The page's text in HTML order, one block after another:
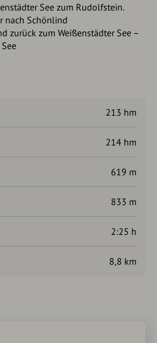
See zum Rudolfstein.
nach Schönlind
zurück zum Weißenstädter See –
213 hm
214 hm
619 m
833 m
2:25 h
8,8 km